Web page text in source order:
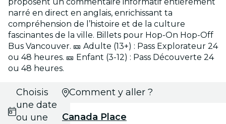
proposent un commentaire informatif entièrement
narré en direct en anglais, enrichissant ta
compréhension de l’histoire et de la culture
fascinantes de la ville. Billets pour Hop-On Hop-Off
Bus Vancouver. 🎫 Adulte (13+) : Pass Explorateur 24
ou 48 heures. 🎫 Enfant (3-12) : Pass Découverte 24
ou 48 heures.
Choisis
une date
ou une
Comment y aller ?
Canada Place